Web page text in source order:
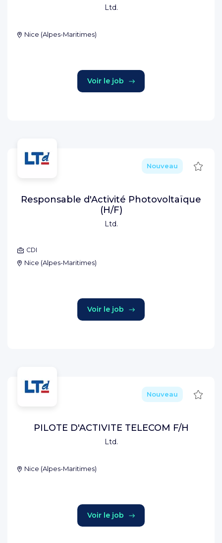
Ltd.
Nice (Alpes-Maritimes)
Voir le job
Ltd.
Nouveau
Responsable d'Activité Photovoltaïque
(H/F)
CDI
Nice (Alpes-Maritimes)
Voir le job
Ltd.
Nouveau
PILOTE D'ACTIVITE TELECOM F/H
Nice (Alpes-Maritimes)
Voir le job